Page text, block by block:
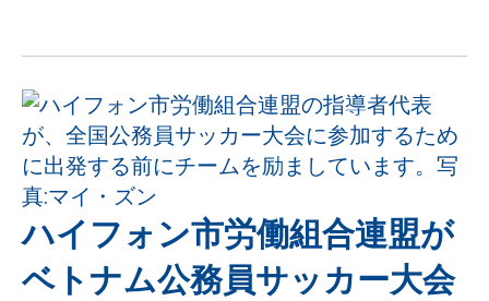
ハイフォン市労働組合連盟が
ベトナム公務員サッカー大会